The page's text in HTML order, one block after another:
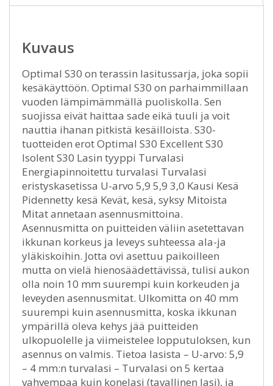
Kuvaus
Optimal S30 on terassin lasitussarja, joka sopii
kesäkäyttöön. Optimal S30 on parhaimmillaan
vuoden lämpimämmällä puoliskolla. Sen
suojissa eivät haittaa sade eikä tuuli ja voit
nauttia ihanan pitkistä kesäilloista. S30-
tuotteiden erot Optimal S30 Excellent S30
Isolent S30 Lasin tyyppi Turvalasi
Energiapinnoitettu turvalasi Turvalasi
eristyskasetissa U-arvo 5,9 5,9 3,0 Kausi Kesä
Pidennetty kesä Kevät, kesä, syksy Mitoista
Mitat annetaan asennusmittoina.
Asennusmitta on puitteiden väliin asetettavan
ikkunan korkeus ja leveys suhteessa ala-ja
yläkiskoihin. Jotta ovi asettuu paikoilleen
mutta on vielä hienosäädettävissä, tulisi aukon
olla noin 10 mm suurempi kuin korkeuden ja
leveyden asennusmitat. Ulkomitta on 40 mm
suurempi kuin asennusmitta, koska ikkunan
ympärillä oleva kehys jää puitteiden
ulkopuolelle ja viimeistelee lopputuloksen, kun
asennus on valmis. Tietoa lasista – U-arvo: 5,9
– 4 mm:n turvalasi – Turvalasi on 5 kertaa
vahvempaa kuin konelasi (tavallinen lasi), ja